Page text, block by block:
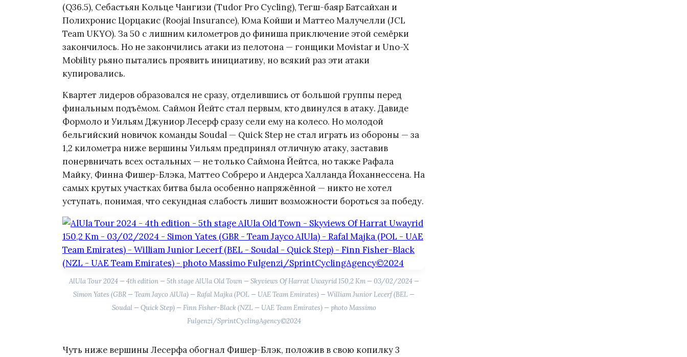
(Q36.5), Себастьян Кольце Чангизи (Tudor Pro Cycling), Тегш-баяр Батсайхан и
Полихронис Цорцакис (Roojai Insurance), Юма Койши и Маттео Малучелли (JCL
Team UKYO). За 50 с лишним километров до финиша приключение этой семёрки
закончилось. Но не закончились атаки из пелотона — гонщики Movistar и Uno-X
Mobility рьяно пытались проявить инициативу, но всякий раз эти атаки
купировались.
Квартет лидеров образовался не сразу, отделившись от большой группы перед
финальным подъёмом. Саймон Йейтс стал первым, кто двинулся в атаку. Давиде
Формоло и Уильям Джуниор Лесерф сразу сели ему на колесо. Но молодой
бельгийский новичок команды Soudal — Quick Step не стал играть из обороны — за
1,2 километра ниже вершины Уильям предпринял отличную атаку, заставив
понервничать всех остальных — не только Саймона Йейтса, но также Рафала
Майку, Финна Фишер-Блэка, Маттео Собреро и Андерса Халланда Йоханнессена. На
самых крутых участках битва была особенно напряжённой — никто не хотел
уступать, понимая, что секундная слабость лишит возможности бороться за победу.
AlUla Tour 2024 — 4th edition — 5th stage AlUla Old Town — Skyviews Of Harrat Uwayrid 150,2 Km — 03/02/2024 —
Simon Yates (GBR — Team Jayco AlUla) — Rafal Majka (POL — UAE Team Emirates) — William Junior Lecerf (BEL —
Soudal — Quick Step) — Finn Fisher-Black (NZL — UAE Team Emirates) — photo Massimo
Fulgenzi/SprintCyclingAgency©2024
Чуть ниже вершины Лесерфа обогнал Фишер-Блэк, положив в свою копилку 3